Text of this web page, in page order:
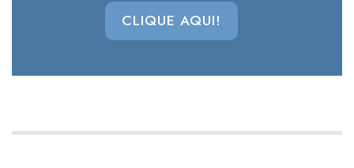
CLIQUE AQUI!